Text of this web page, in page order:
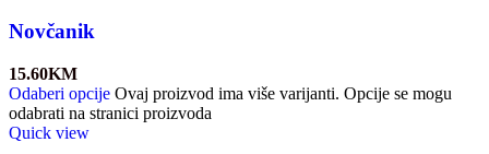
Novčanik
15.60KM
Odaberi opcije Ovaj proizvod ima više varijanti. Opcije se mogu
odabrati na stranici proizvoda
Quick view